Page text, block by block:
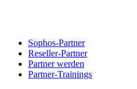
Sophos-Partner
Reseller-Partner
Partner werden
Partner-Trainings